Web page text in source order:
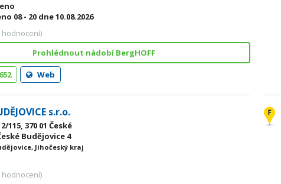
08 - 20 dne 10.08.2026
hodnocení)
Prohlédnout nádobí BergHOFF
Web
s.r.o.
115, 370 01 České
Budějovice 4
Jihočeský kraj
hodnocení)